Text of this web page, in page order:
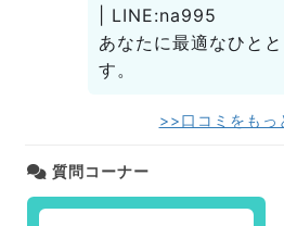
| LINE:na995
あなたに最適なひと
す。
>>口コミをもっ
質問コーナー